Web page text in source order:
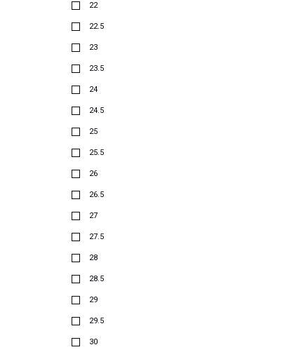
22
22.5
23
23.5
24
24.5
25
25.5
26
26.5
27
27.5
28
28.5
29
29.5
30